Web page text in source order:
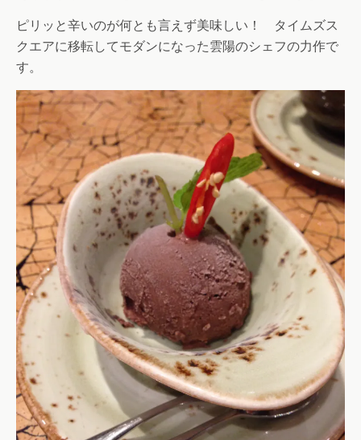
ピリッと辛いのが何とも言えず美味しい！ タイムズス
クエアに移転してモダンになった雲陽のシェフの力作で
す。